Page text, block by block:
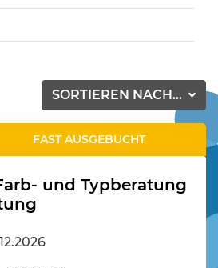
SORTIEREN NACH...
FAST AUSGEBUCHT
und Typberatung